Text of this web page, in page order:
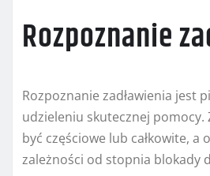
Rozpoznanie
Rozpoznanie zadławienia jest
udzieleniu skutecznej pomocy.
być częściowe lub całkowite, a
zależności od stopnia blokady